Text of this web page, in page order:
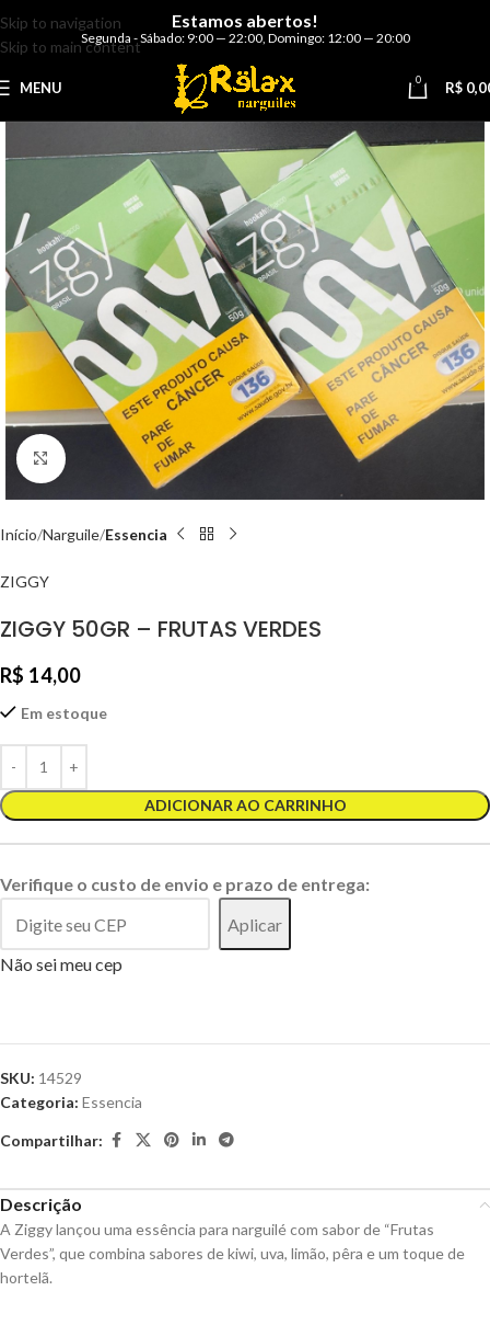
Skip to navigation
Skip to main content
Estamos abertos!
Segunda - Sábado: 9:00 — 22:00, Domingo: 12:00 — 20:00
MENU 0 R$
Clique para ampliar
Início Narguile Essencia
ZIGGY
ZIGGY 50GR – FRUTAS VERDES
R$ 14,00
Em estoque
ADICIONAR AO CARRINHO
Verifique o custo de envio e prazo de entrega:
Aplicar
Não sei meu cep
SKU: 14529
Categoria: Essencia
Compartilhar:
Descrição
A Ziggy lançou uma essência para narguilé com sabor de “Frutas
Verdes”, que combina sabores de kiwi, uva, limão, pêra e um toque de
hortelã.